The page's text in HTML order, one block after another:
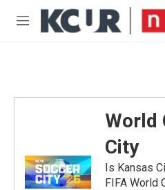
Skip to main content
M
World
City
Is Kansas
FIFA World